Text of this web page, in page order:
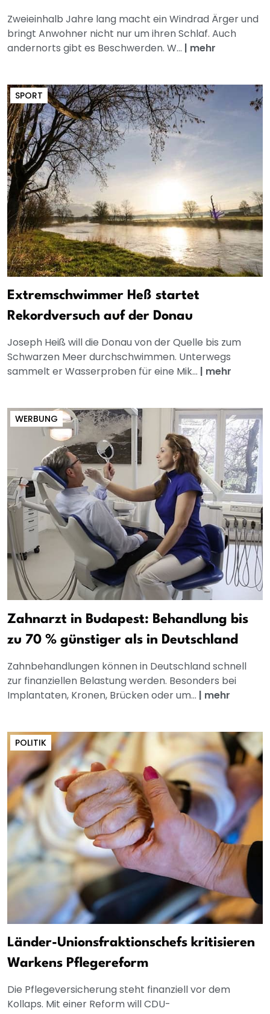
Zweieinhalb Jahre lang macht ein Windrad Ärger und
bringt Anwohner nicht nur um ihren Schlaf. Auch
andernorts gibt es Beschwerden. W... | mehr
SPORT
Extremschwimmer Heß startet
Rekordversuch auf der Donau
Joseph Heiß will die Donau von der Quelle bis zum
Schwarzen Meer durchschwimmen. Unterwegs
sammelt er Wasserproben für eine Mik... | mehr
WERBUNG
Zahnarzt in Budapest: Behandlung bis
zu 70 % günstiger als in Deutschland
Zahnbehandlungen können in Deutschland schnell
zur finanziellen Belastung werden. Besonders bei
Implantaten, Kronen, Brücken oder um... | mehr
POLITIK
Länder-Unionsfraktionschefs kritisieren
Warkens Pflegereform
Die Pflegeversicherung steht finanziell vor dem
Kollaps. Mit einer Reform will CDU-